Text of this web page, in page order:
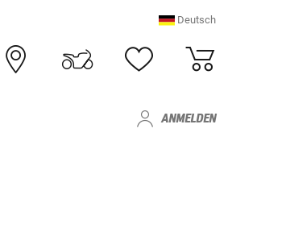
Deutsch
ANMELDEN